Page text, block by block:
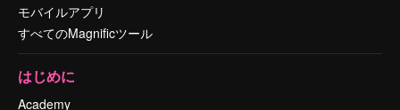
モバイルアプリ
すべてのMagnificツール
はじめに
Academy